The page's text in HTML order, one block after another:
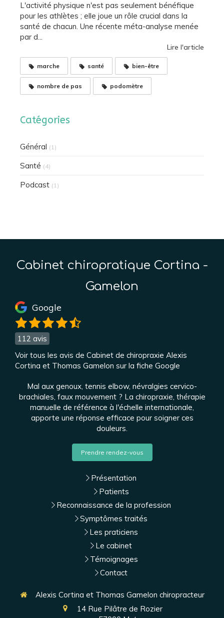
L'activité physique n'est pas seulement bénéfique
pour les athlètes ; elle joue un rôle crucial dans la
santé de chacun. Une récente méta-analyse menée
par d...
Lire l'article
marche santé bien-être
nombre de pas podomètre
Catégories
Général (1)
Santé (4)
Podcast (1)
Cabinet chiropratique Cortina -
Gamelon
Google
112 avis
Voir tous les avis de Cabinet de chiropraxie Alexis
Cortina et Thomas Gamelon sur la fiche Google
Mal aux genoux, tennis elbow, névralgies cervico-
brachiales, faux mouvement ? La chiropraxie, thérapie
manuelle de référence à l'échelle internationale,
apporte une réponse efficace pour soigner ces
douleurs.
Prendre rendez-vous
Présentation
Patients
Reconnaissance de la profession
Symptômes traités
Les praticiens
Le cabinet
Témoignages
Contact
Alexis Cortina et Thomas Gamelon chiropracteur
14 Rue Pilâtre de Rozier